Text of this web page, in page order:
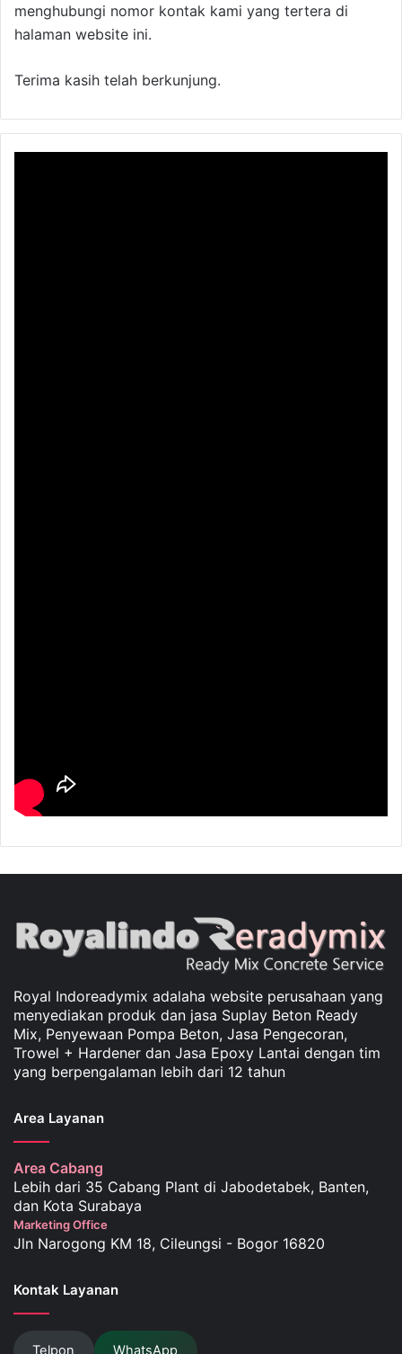
menghubungi nomor kontak kami yang tertera di
halaman website ini.
Terima kasih telah berkunjung.
Royal Indoreadymix adalaha website perusahaan yang
menyediakan produk dan jasa Suplay Beton Ready
Mix, Penyewaan Pompa Beton, Jasa Pengecoran,
Trowel + Hardener dan Jasa Epoxy Lantai dengan tim
yang berpengalaman lebih dari 12 tahun
Area Layanan
Area Cabang
Lebih dari 35 Cabang Plant di Jabodetabek, Banten,
dan Kota Surabaya
Marketing Office
Jln Narogong KM 18, Cileungsi - Bogor 16820
Kontak Layanan
Telpon WhatsApp